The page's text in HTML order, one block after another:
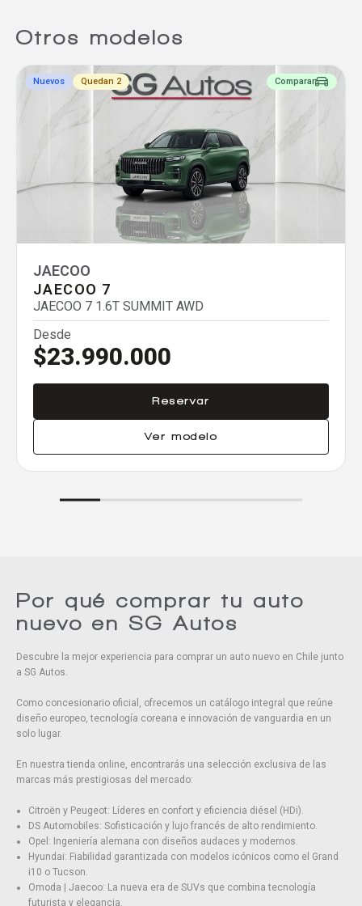
Otros modelos
Nuevos Quedan 2 Comparar
JAECOO
JAECOO 7
JAECOO 7 1.6T SUMMIT AWD
Desde
$23.990.000
Reservar
Ver modelo
Comparador
Agregar un vehículo
Agregar un vehículo
Por qué comprar tu auto
nuevo en SG Autos
Descubre la mejor experiencia para comprar un auto nuevo en Chile junto
a SG Autos.
Como concesionario oficial, ofrecemos un catálogo integral que reúne
diseño europeo, tecnología coreana e innovación de vanguardia en un
solo lugar.
En nuestra tienda online, encontrarás una selección exclusiva de las
marcas más prestigiosas del mercado:
Citroën y Peugeot: Líderes en confort y eficiencia diésel (HDi).
DS Automobiles: Sofisticación y lujo francés de alto rendimiento.
Opel: Ingeniería alemana con diseños audaces y modernos.
Hyundai: Fiabilidad garantizada con modelos icónicos como el Grand
i10 o Tucson.
Omoda | Jaecoo: La nueva era de SUVs que combina tecnología
futurista y elegancia.